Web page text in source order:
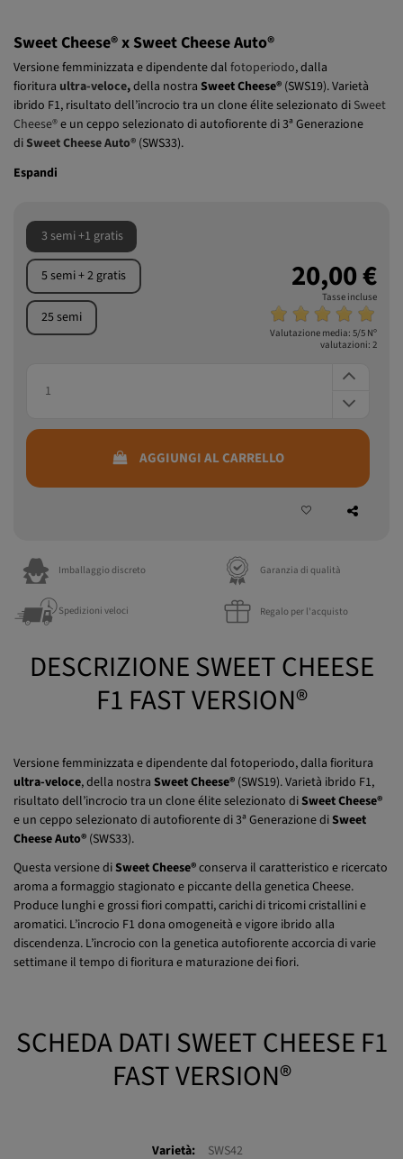
Sweet Cheese® x Sweet Cheese Auto®
Versione femminizzata e dipendente dalfotoperiodo, dalla
fiorituraultra-veloce,della nostra Sweet Cheese®(SWS19). Varietà
ibrido F1, risultato dell’incrocio tra un clone élite selezionato diSweet
Cheese®e un ceppo selezionato di autofiorente di 3ª Generazione
3 semi +1 gratis
5 semi + 2 gratis
25 semi
20,00 €
Tasse incluse
Valutazione media:5/5 Nº
DESCRIZIONE SWEET CHEESE
F1 FAST VERSION®
Versione femminizzata e dipendente dal fotoperiodo, dalla fioritura
ultra-veloce, della nostraSweet Cheese®(SWS19). Varietà ibrido F1,
risultato dell’incrocio tra un clone élite selezionato diSweet Cheese®
e un ceppo selezionato di autofiorente di 3ª Generazione di
Questa versione di Sweet Cheese®conserva il caratteristico e ricercato
aroma a formaggio stagionato e piccante della genetica Cheese.
Produce lunghi e grossi fiori compatti, carichi di tricomi cristallini e
aromatici. L’incrocio F1 dona omogeneità e vigore ibrido alla
discendenza. L’incrocio con la genetica autofiorente accorcia di varie
SCHEDA DATI SWEET CHEESE F1
FAST VERSION®